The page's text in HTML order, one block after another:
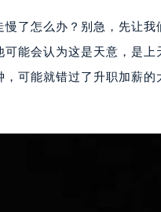
了怎么办？别急，先让我
能会认为这是天意，是上
可能就错过了升职加薪的